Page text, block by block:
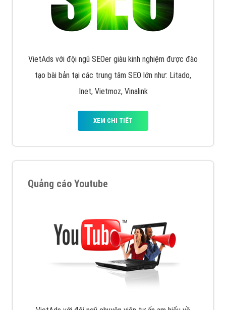
VietAds với đội ngũ SEOer giàu kinh nghiệm được đào
tạo bài bản tại các trung tâm SEO lớn như: Litado,
Inet, Vietmoz, Vinalink
XEM CHI TIẾT
Quảng cáo Youtube